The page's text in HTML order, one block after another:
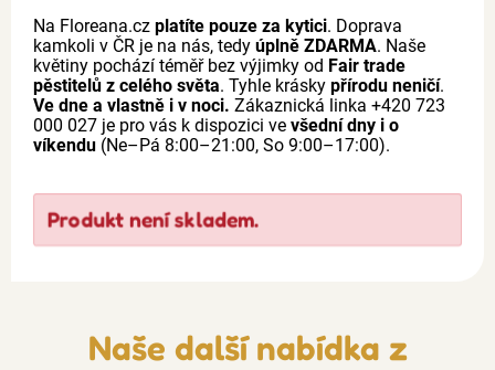
Na Floreana.cz platíte pouze za kytici. Doprava
kamkoli v ČR je na nás, tedy úplně ZDARMA. Naše
květiny pochází téměř bez výjimky od Fair trade
pěstitelů z celého světa. Tyhle krásky přírodu neničí.
Ve dne a vlastně i v noci. Zákaznická linka +420 723
000 027 je pro vás k dispozici ve všední dny i o
víkendu (Ne–Pá 8:00–21:00, So 9:00–17:00).
Produkt není skladem.
Naše další nabídka z